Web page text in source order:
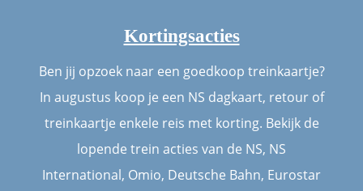
Kortingsacties
Ben jij opzoek naar een goedkoop treinkaartje?
In augustus koop je een NS dagkaart, retour of
treinkaartje enkele reis met korting. Bekijk de
lopende trein acties van de NS, NS
International, Omio, Deutsche Bahn, Eurostar